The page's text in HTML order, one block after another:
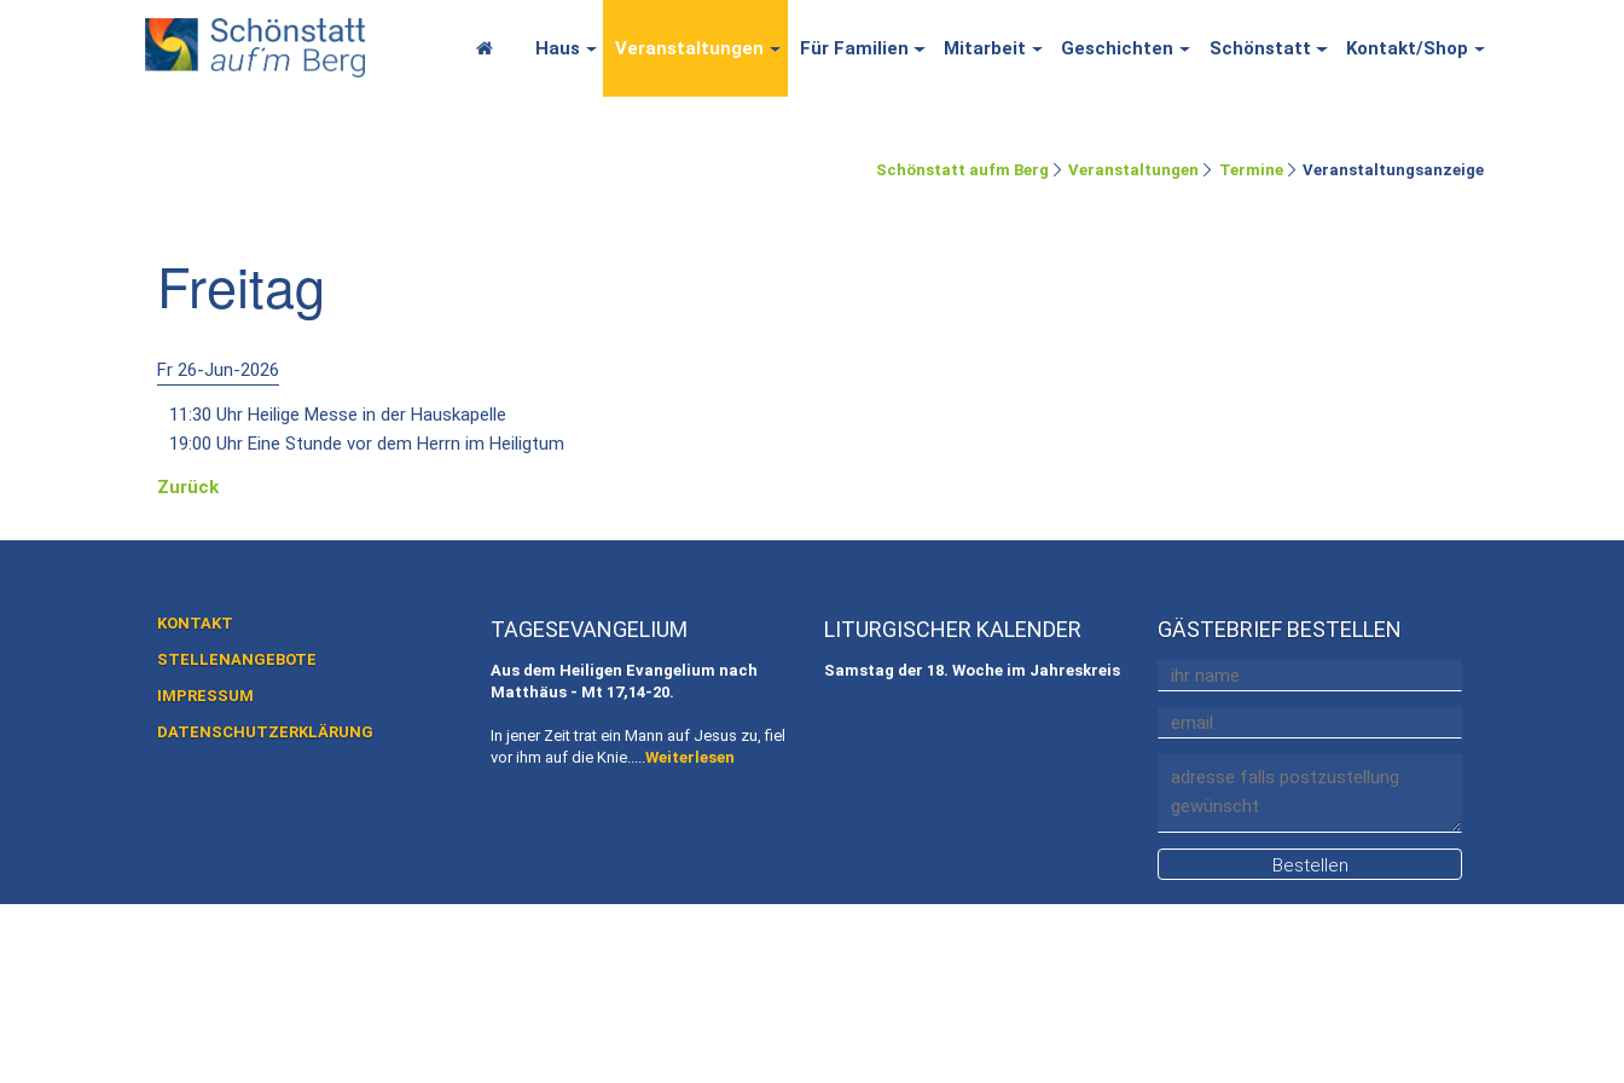
Haus Veranstaltungen Für Familien Mitarbeit Geschichten Schönstatt Kontakt/Shop
Schönstatt aufm Berg Veranstaltungen Termine Veranstaltungsanzeige
Freitag
Fr 26-Jun-2026
11:30 Uhr Heilige Messe in der Hauskapelle
19:00 Uhr Eine Stunde vor dem Herrn im Heiligtum
Zurück
KONTAKT
STELLENANGEBOTE
IMPRESSUM
DATENSCHUTZERKLÄRUNG
TAGESEVANGELIUM
Aus dem Heiligen Evangelium nach
Matthäus - Mt 17,14-20.
In jener Zeit trat ein Mann auf Jesus zu, fiel
vor ihm auf die Knie..... Weiterlesen
LITURGISCHER KALENDER
Samstag der 18. Woche im Jahreskreis
GÄSTEBRIEF BESTELLEN
Bestellen